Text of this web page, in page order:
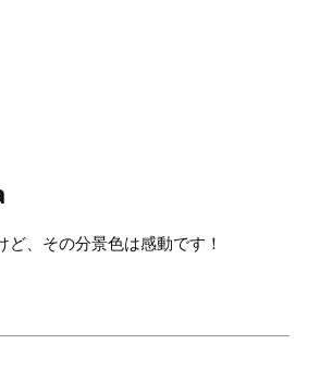
ど、その分景色は感動です！